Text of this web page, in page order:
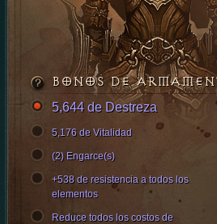
BONOS DE
5,644 de Destreza
5,176 de Vitalidad
(2) Engarce(s)
+538 de resistencia a todos los
elementos
Reduce todos los costos de